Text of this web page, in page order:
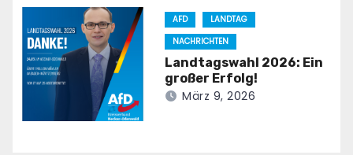
AFD
LANDTAG
NACHRICHTEN
Landtagswahl 2026: Ein
großer Erfolg!
März 9, 2026